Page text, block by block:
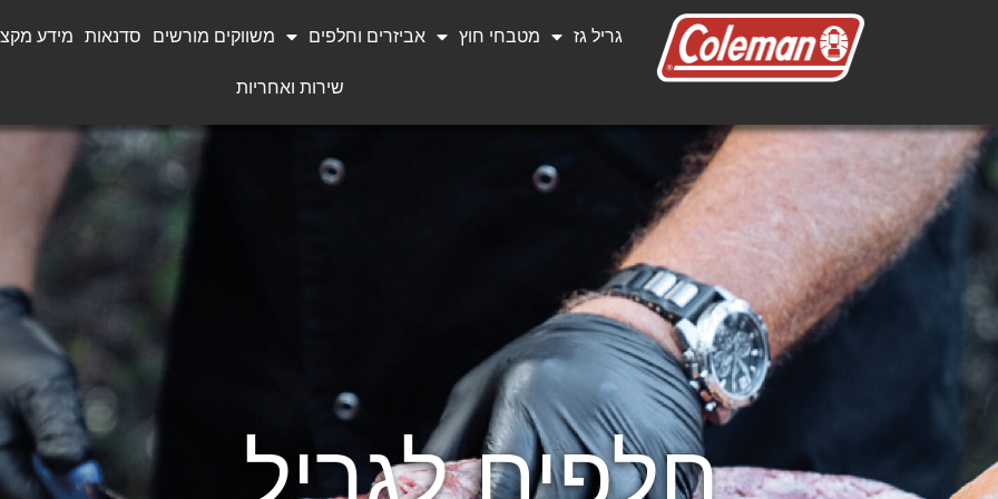
גריל גז מטבחי חוץ אביזרים וחלפים משווקים מורשים סדנאות מידע
שירות ואחריות
חלפים לגריל